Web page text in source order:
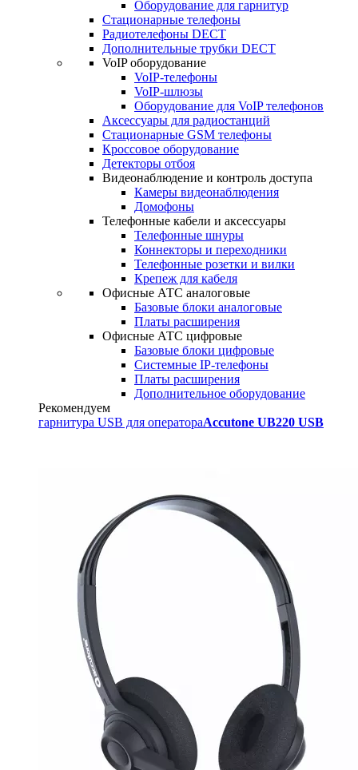
Оборудование для гарнитур
Стационарные телефоны
Радиотелефоны DECT
Дополнительные трубки DECT
VoIP оборудование
VoIP-телефоны
VoIP-шлюзы
Оборудование для VoIP телефонов
Аксессуары для радиостанций
Стационарные GSM телефоны
Кроссовое оборудование
Детекторы отбоя
Видеонаблюдение и контроль доступа
Камеры видеонаблюдения
Домофоны
Телефонные кабели и аксессуары
Телефонные шнуры
Коннекторы и переходники
Телефонные розетки и вилки
Крепеж для кабеля
Офисные АТС аналоговые
Базовые блоки аналоговые
Платы расширения
Офисные АТС цифровые
Базовые блоки цифровые
Системные IP-телефоны
Платы расширения
Дополнительное оборудование
Рекомендуем
гарнитура USB для оператораAccutone UB220 USB